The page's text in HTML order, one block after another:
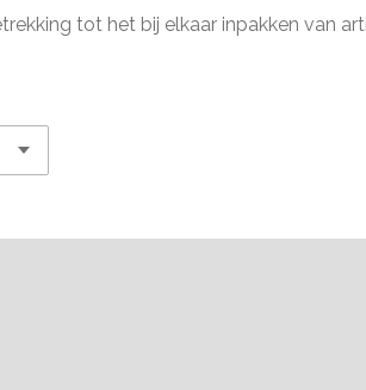
tot het bij elkaar inpakken van